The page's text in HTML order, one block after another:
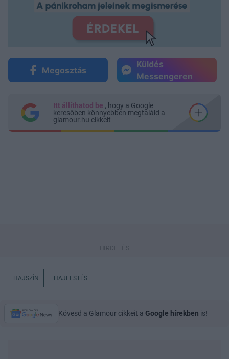
Megosztás
Küldés
Messengeren
Itt állíthatod be , hogy a Google
keresőben könnyebben megtaláld a
glamour.hu cikkeit
HAJSZÍN HAJFESTÉS
Kövesd a Glamour cikkeit a Google hírekben is!